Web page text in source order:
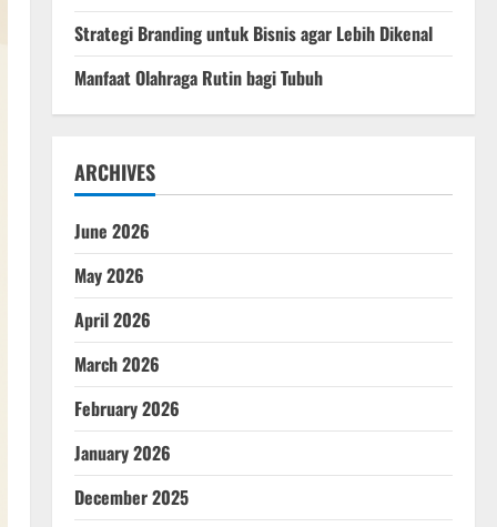
Strategi Branding untuk Bisnis agar Lebih Dikenal
Manfaat Olahraga Rutin bagi Tubuh
ARCHIVES
June 2026
May 2026
April 2026
March 2026
February 2026
January 2026
December 2025